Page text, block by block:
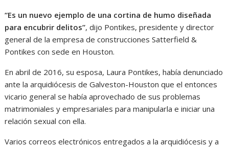
“Es un nuevo ejemplo de una cortina de humo diseñada
para encubrir delitos”, dijo Pontikes, presidente y director
general de la empresa de construcciones Satterfield &
Pontikes con sede en Houston.
En abril de 2016, su esposa, Laura Pontikes, había denunciado
ante la arquidiócesis de Galveston-Houston que el entonces
vicario general se había aprovechado de sus problemas
matrimoniales y empresariales para manipularla e iniciar una
relación sexual con ella.
Varios correos electrónicos entregados a la arquidiócesis y a